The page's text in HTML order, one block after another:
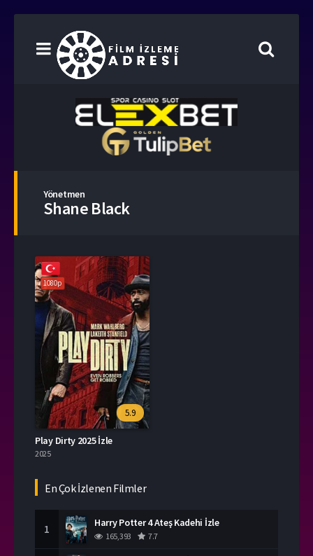
Yönetmen
Shane Black
1080p
5.9
Play Dirty 2025 İzle
2025
En Çok İzlenen Filmler
1 Harry Potter 4 Ateş Kadehi İzle
165,393 7.7